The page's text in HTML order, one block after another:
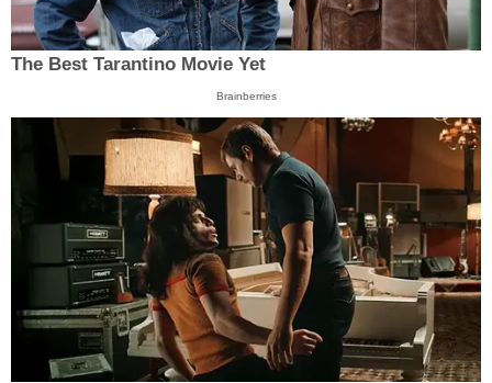
The Best Tarantino Movie Yet
Brainberries